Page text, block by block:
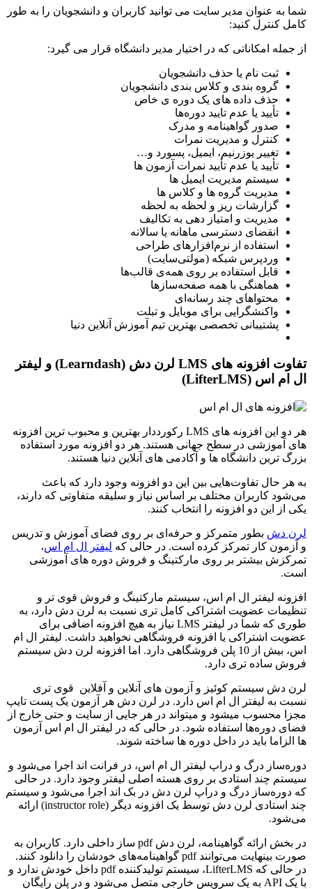
شما به عنوان مدیر سایت می ‌توانید کاربران و دانشجویان را به طور
کامل کنترل کنید:
از جمله امکاناتی که در اختیار مدیر دانشگاه قرار می گیرد:
ثبت ‌نام یا حذف دانشجویان
گروه‌ بندی و کلاس ‌بندی دانشجویان
حذف داده‌ های یک دوره ‌ی خاص
تأیید یا عدم تایید دوره‌ها
صدور گواهینامه و مدرک
کنترل و مدیریت نمرات
تغییر یوزرنیم، ایمیل، پسورد و…
تأیید یا عدم تأیید نمرات آزمون ‌ها
سیستم مدیریت ایمیل ها
مدیریت گروه ها و کلاس ها
گزارشات ریز و لحظه به لحظه
مدیریت و امتیاز دهی به تکالیف
انقضای دسترسی ماهانه یا سالانه
استفاده از نرم‌افزارهای طراحی
وردپرس شبکه (مولتی‌سایت)
قابل استفاده بر روی همه‌ی قالب‌ها
هماهنگی با همه صفحه‌سازها
محتواهای چند رسانه‌ای
واکنشگرایی برای موبایل و تبلت
پشتیبانی تخصصی بهترین تیم آموزش آنلاین دنیا
تفاوت افزونه های LMS لرن دش (Learndash) و لیفتر
ال ام اس (LifterLMS)
هر دو این افزونه های LMS رکورددار بهترین و محبوب ‌ترین افزونه‌
های آموزشی در سطح جهانی هستند. هر دو افزونه مورد استفاده
بزرگ‌ ترین دانشگاه ‌ها و آکادمی‌ های آنلاین دنیا هستند.
به هر حال تفاوت‌هایی بین این دو افزونه وجود دارد که باعث
می‌شود کاربران مختلف بر اساس نیاز و سلیقه متفاوتی که دارند،
یکی از این دو افزونه را انتخاب کنند.
لرن دش بطور متمرکز و حرفه‌ای بر روی فضای آموزش و تدریس
و آزمون کار تمرکز کرده است. در حالی که لیفتر ال ام اس،
تمرکزش بیشتر بر روی مارکتینگ و فروش دوره‌ های آموزشی
است.
افزونه لیفتر ال ام اس، سیستم مارکتینگ و فروش قوی‌ تر و
تنظیمات عضویت اشتراکی کامل‌ تری نسبت به لرن دش دارد، به
طوری که شما در لیفتر LMS نیاز به هیچ افزونه اضافی برای
عضویت اشتراکی یا افزونه فروشگاهی نخواهید داشت. لیفتر ال ام
اس، بیش از 10 پلن فروشگاهی دارد. اما افزونه لرن‌ دش سیستم
فروش ساده‌ تری دارد.
لرن دش سیستم کوئیز و آزمون های آنلاین و آفلاین قوی ‌تری
نسبت به لیفتر ال ام اس دارد. در لرن دش هر آزمون یک پست تایپ
مجزا محسوب میشود و میتواند در هر جایی از سایت و حتی خارج از
فضای دوره‌ها استفاده شود. در حالی که در لیفتر ال ام اس آزمون‌
ها الزاما باید در داخل دوره‌ ها ساخته شوند.
دوره‌ساز درگ و دراپ لیفتر ال ام اس، در فرانت اند اجرا می‌شود و
سیستم چند استادی بر روی هسته اصلی لیفتر وجود دارد. در حالی
که دوره‌ساز درگ و دراپ لرن دش در بک اند اجرا می‌شود و سیستم
چند استادی لرن دش توسط یک افزونه دیگر (instructor role) ارائه
می‌شود.
در بخش ارائه گواهینامه، لرن دش pdf ساز داخلی دارد. کاربران به
صورت بینهایت می‌توانند pdf گواهینامه‌های خودشان را دانلود کنند.
در حالی که LifterLMS، سیستم تولیدکننده pdf داخل خودش ندارد و
با یک API به یک سرویس خارجی متصل می‌شود و در پلن رایگان